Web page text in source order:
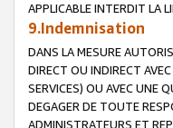
APPLICABLE INTERDIT LA
9.Indemnisation
DANS LA MESURE
DIRECT OU INDIRECT
SERVICES) OU AVEC UNE
DEGAGER DE TOUTE
ADMINISTRATEURS ET